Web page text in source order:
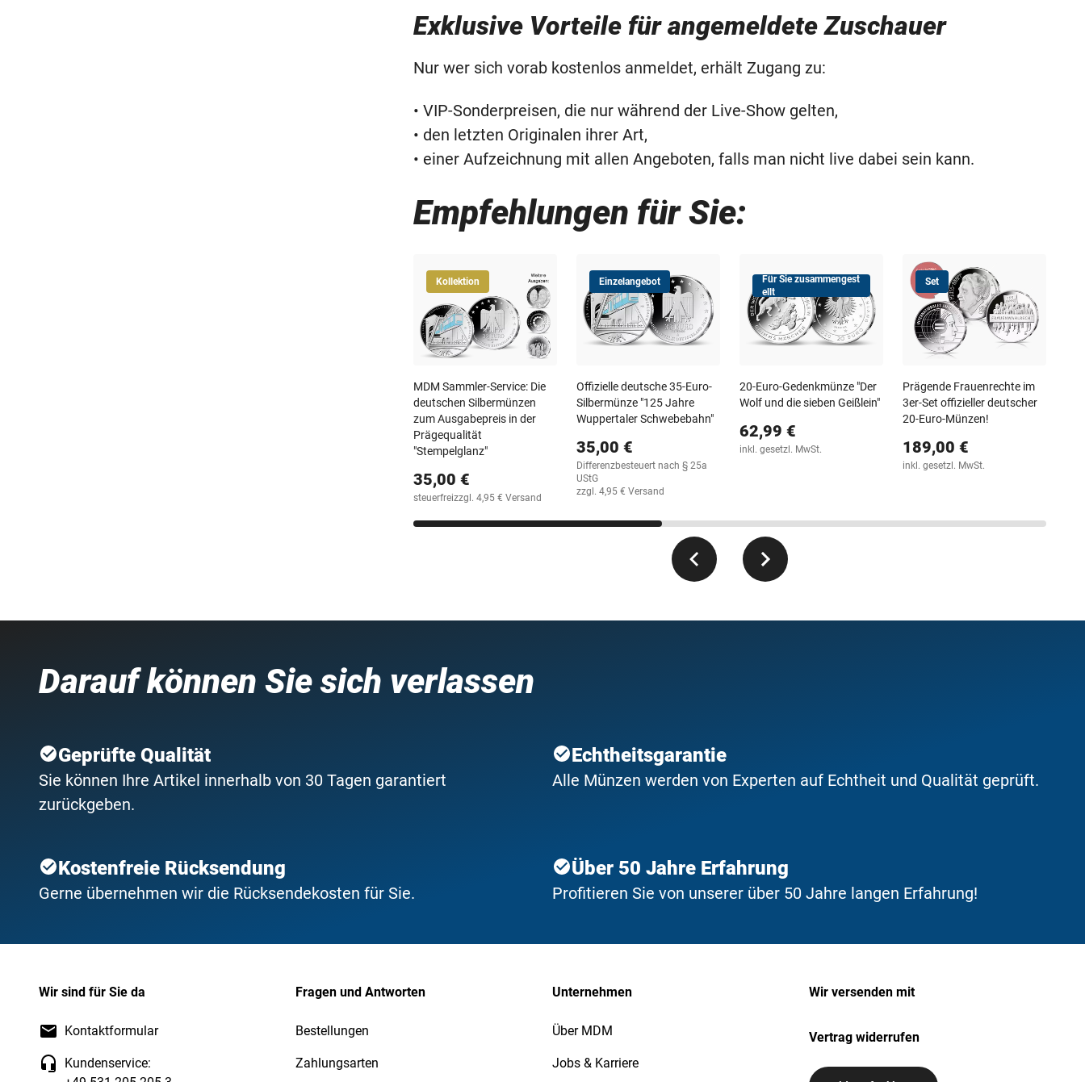
Exklusive Vorteile für angemeldete Zuschauer
Nur wer sich vorab kostenlos anmeldet, erhält Zugang zu:
• VIP-Sonderpreisen, die nur während der Live-Show gelten,
• den letzten Originalen ihrer Art,
• einer Aufzeichnung mit allen Angeboten, falls man nicht live dabei sein kann.
Empfehlungen für Sie:
Kollektion
MDM Sammler-Service: Die
deutschen Silbermünzen
zum Ausgabepreis in der
Prägequalität
"Stempelglanz"
35,00 €
steuerfreizzgl. 4,95 € Versand
Einzelangebot
Offizielle deutsche 35-Euro-
Silbermünze "125 Jahre
Wuppertaler Schwebebahn"
35,00 €
Differenzbesteuert nach § 25a
UStG
zzgl. 4,95 € Versand
Für Sie zusammengest
ellt
20-Euro-Gedenkmünze "Der
Wolf und die sieben Geißlein"
62,99 €
inkl. gesetzl. MwSt.
Set
Prägende Frauenrechte im
3er‑Set offizieller deutscher
20‑Euro‑Münzen!
189,00 €
inkl. gesetzl. MwSt.
Darauf können Sie sich verlassen
Geprüfte Qualität
Sie können Ihre Artikel innerhalb von 30 Tagen garantiert
zurückgeben.
Echtheitsgarantie
Alle Münzen werden von Experten auf Echtheit und Qualität geprüft.
Kostenfreie Rücksendung
Gerne übernehmen wir die Rücksendekosten für Sie.
Über 50 Jahre Erfahrung
Profitieren Sie von unserer über 50 Jahre langen Erfahrung!
Wir sind für Sie da
Kontaktformular
Kundenservice:
Fragen und Antworten
Bestellungen
Zahlungsarten
Unternehmen
Über MDM
Jobs & Karriere
Wir versenden mit
Vertrag widerrufen